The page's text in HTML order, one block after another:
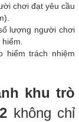
chơi đạt yêu cầu
lượng người chơi
hiểm trách nhiệm
khu trò
không chỉ